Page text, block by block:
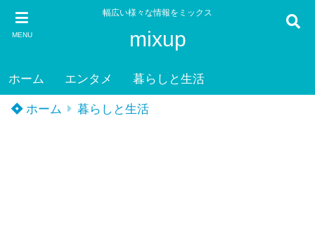
MENU
幅広い様々な情報をミックス
mixup
ホーム エンタメ 暮らしと生活
ホーム 暮らしと生活